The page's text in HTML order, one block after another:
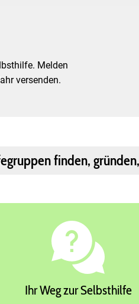
Melden
versenden.
finden,
Ihr Weg zur Selbsthilfe